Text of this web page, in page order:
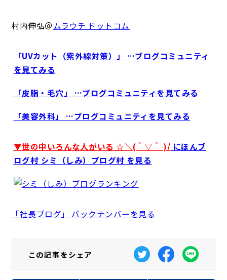
村内伸弘＠ムラウチ ドットコム
「UVカット（紫外線対策）」 …ブログコミュニティ
を見てみる
「皮脂・毛穴」 …ブログコミュニティを見てみる
「美容外科」 …ブログコミュニティを見てみる
▼世の中いろんな人がいる ☆＼(＾▽＾ )/ にほんブ
ログ村 シミ（しみ）ブログ村 を見る
「社長ブログ」 バックナンバーを見る
この記事をシェア